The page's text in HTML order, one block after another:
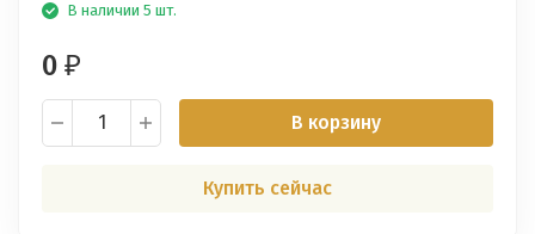
В наличии 5 шт.
0 ₽
В корзину
Купить сейчас